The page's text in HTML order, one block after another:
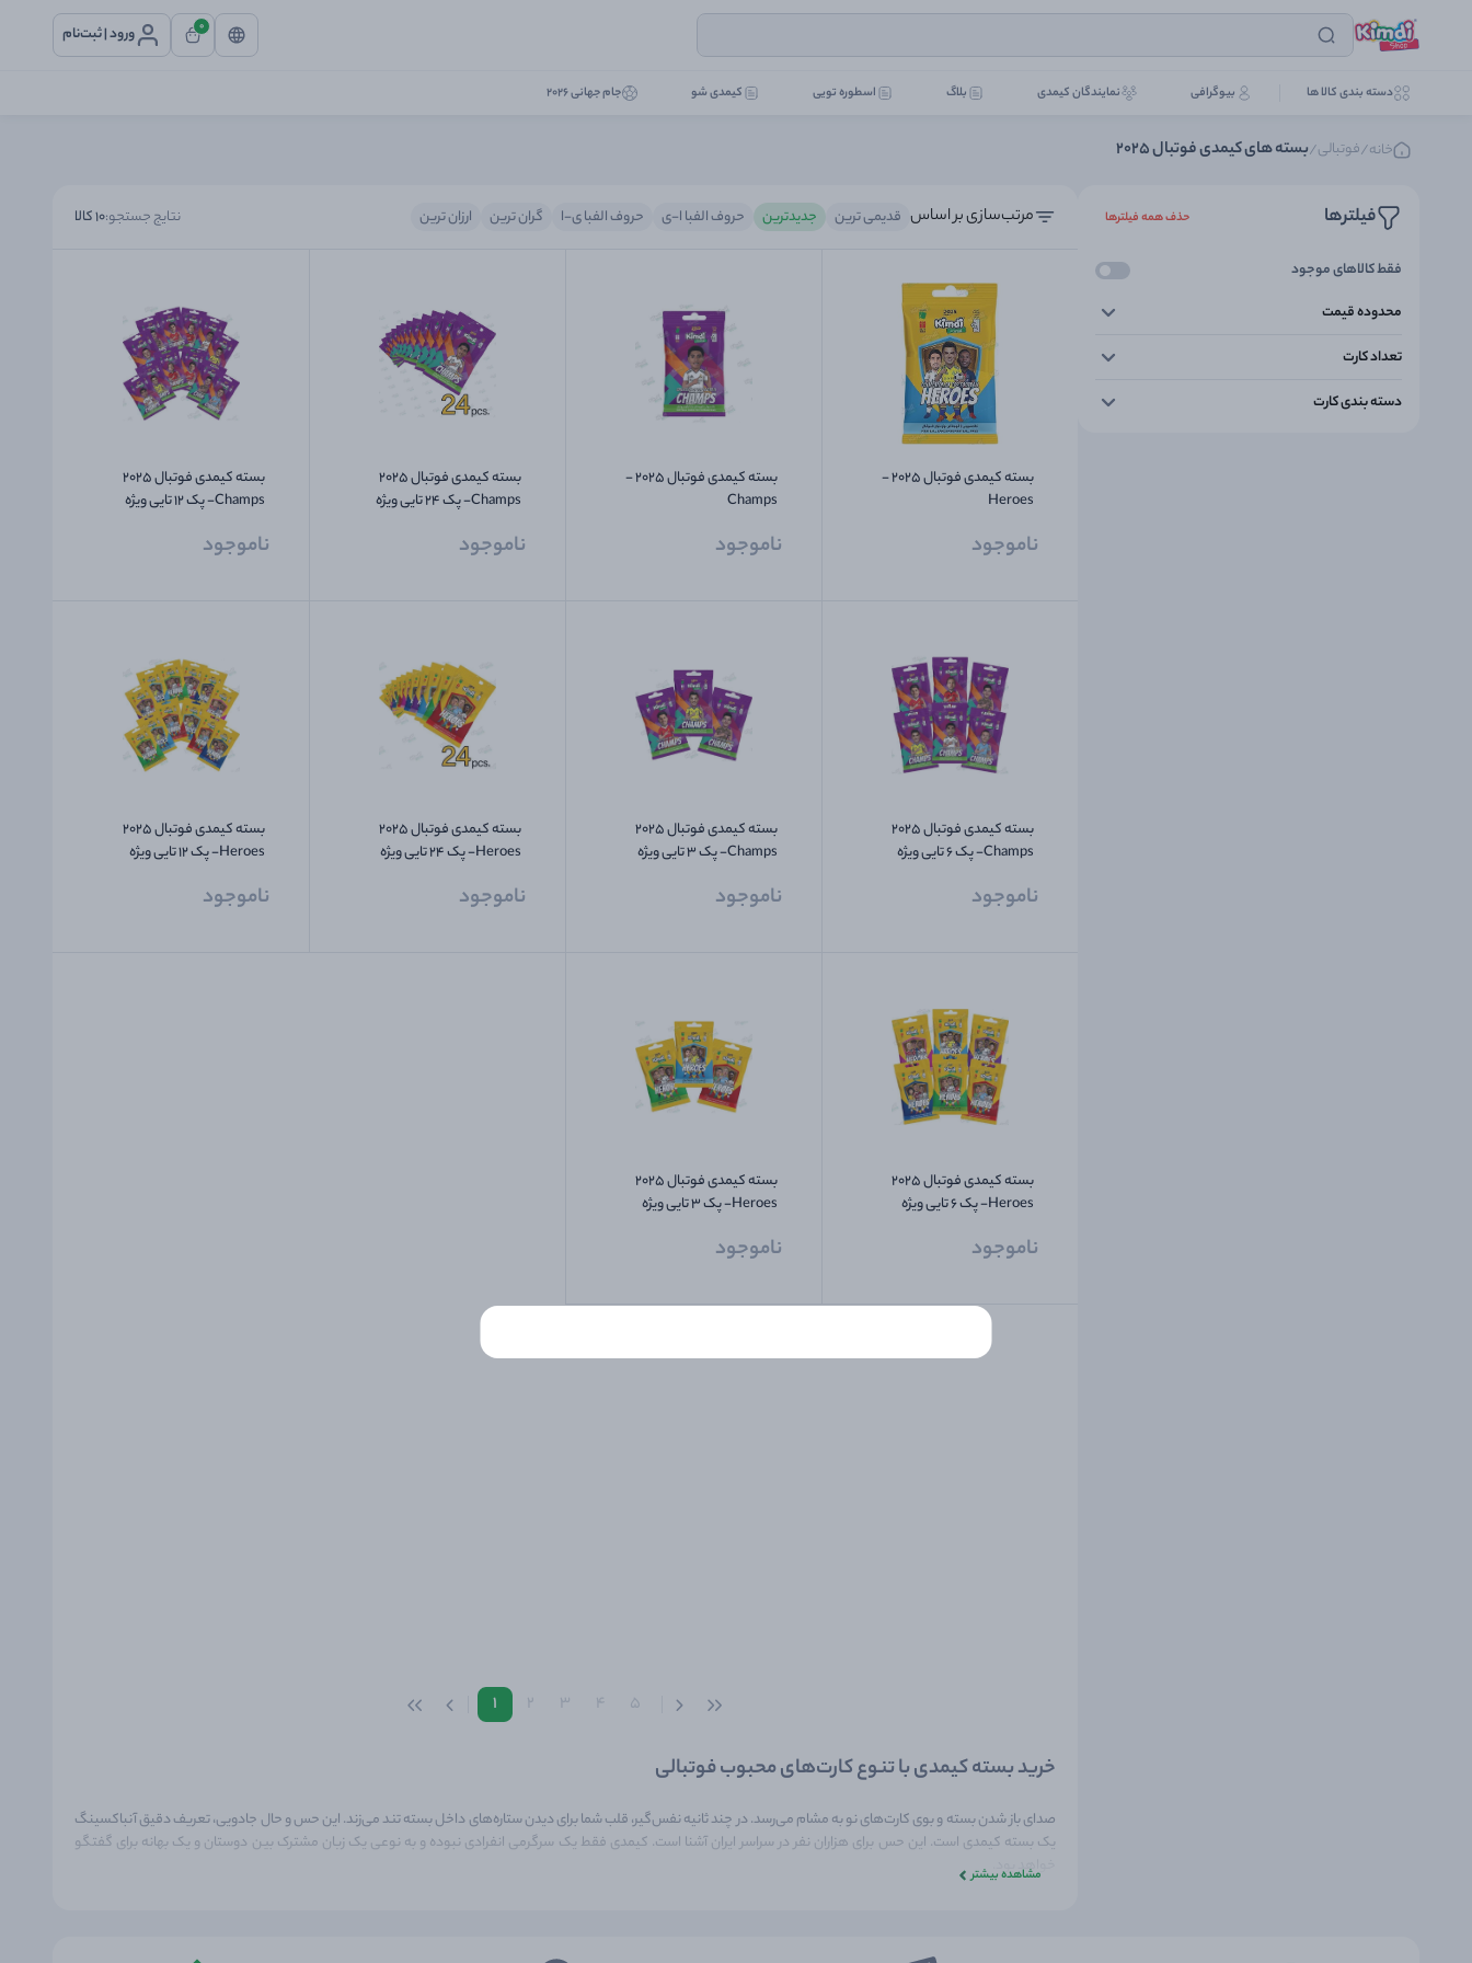
0 ورود | ثبت‌نام
دسته بندی کالا ها بیوگرافی نمایندگان کیمدی بلاگ اسطوره تویی کیمدی شو جام جهانی 2026
خانه/فوتبالی/بسته های کیمدی فوتبال 2025
فیلترها حذف همه فیلترها
فقط کالاهای موجود
محدوده قیمت
تعداد کارت
دسته بندی کارت
مرتب‌سازی بر اساس قدیمی ترین جدیدترین حروف الفبا ا-ی حروف الفبا ی-ا گران ترین ارزان ترین نتایج جستجو:10کالا
بسته کیمدی فوتبال 2025 -
Heroes
ناموجود
بسته کیمدی فوتبال 2025 -
Champs
ناموجود
بسته کیمدی فوتبال 2025
Champs- پک 24 تایی ویژه
ناموجود
بسته کیمدی فوتبال 2025
Champs- پک 12 تایی ویژه
ناموجود
بسته کیمدی فوتبال 2025
Champs- پک 6 تایی ویژه
ناموجود
بسته کیمدی فوتبال 2025
Champs- پک 3 تایی ویژه
ناموجود
بسته کیمدی فوتبال 2025
Heroes- پک 24 تایی ویژه
ناموجود
بسته کیمدی فوتبال 2025
Heroes- پک 12 تایی ویژه
ناموجود
بسته کیمدی فوتبال 2025
Heroes- پک 6 تایی ویژه
ناموجود
بسته کیمدی فوتبال 2025
Heroes- پک 3 تایی ویژه
ناموجود
1 2 3 4 5
خرید بسته کیمدی با تنوع کارت‌های محبوب فوتبالی
صدای باز شدن بسته و بوی کارت‌های نو به مشام می‌رسد. در چند ثانیه نفس‌گیر، قلب شما برای دیدن ستاره‌های داخل بسته تند می‌زند. این حس و حال جادویی، تعریف دقیق آنباکسینگ
یک بسته کیمدی است. این حس برای هزاران نفر در سراسر ایران آشنا است. کیمدی فقط یک سرگرمی انفرادی نبوده و به نوعی یک زبان مشترک بین دوستان و یک بهانه برای گفتگو
خواهد بود.
مشاهده بیشتر